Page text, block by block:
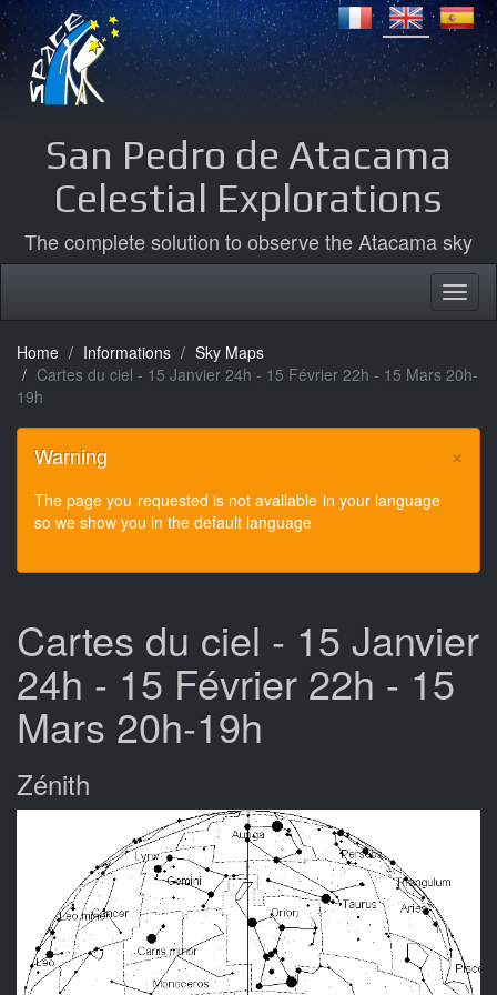
San Pedro de Atacama
Celestial Explorations
The complete solution to observe the Atacama sky
Home Informations
Sky Maps
Cartes du ciel - 15 Janvier 24h - 15 Février 22h - 15 Mars 20h-
19h
×
Warning
The page you requested is not available in your language
so we show you in the default language
Cartes du ciel - 15 Janvier
24h - 15 Février 22h - 15
Mars 20h-19h
Zénith